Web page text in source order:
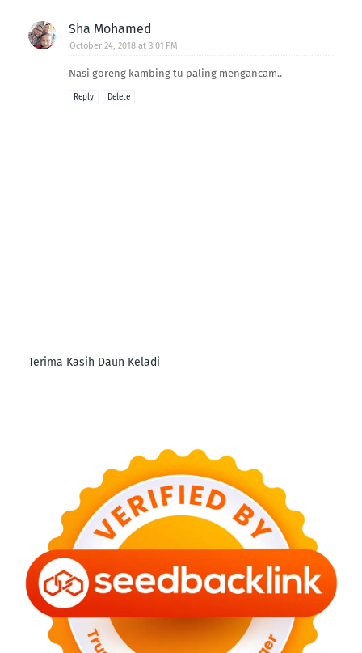
Sha Mohamed
October 24, 2018 at 3:01 PM
Nasi goreng kambing tu paling mengancam..
Reply Delete
Terima Kasih Daun Keladi